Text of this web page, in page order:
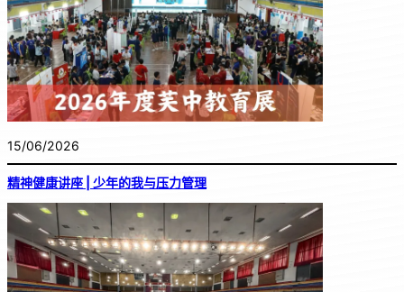
15/06/2026
精神健康讲座 | 少年的我与压力管理